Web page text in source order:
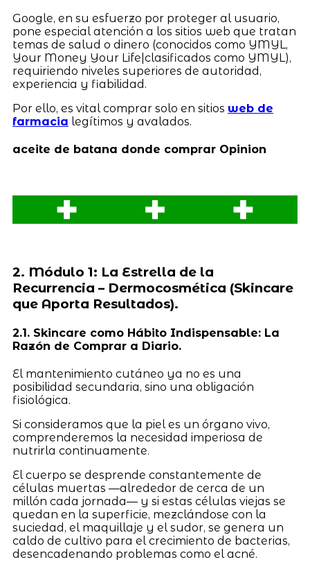
Google, en su esfuerzo por proteger al usuario,
pone especial atención a los sitios web que tratan
temas de salud o dinero (conocidos como YMYL,
Your Money Your Life|clasificados como YMYL),
requiriendo niveles superiores de autoridad,
experiencia y fiabilidad.
Por ello, es vital comprar solo en sitios web de
farmacia legítimos y avalados.
aceite de batana donde comprar Opinion
2. Módulo 1: La Estrella de la
Recurrencia – Dermocosmética (Skincare
que Aporta Resultados).
2.1. Skincare como Hábito Indispensable: La
Razón de Comprar a Diario.
El mantenimiento cutáneo ya no es una
posibilidad secundaria, sino una obligación
fisiológica.
Si consideramos que la piel es un órgano vivo,
comprenderemos la necesidad imperiosa de
nutrirla continuamente.
El cuerpo se desprende constantemente de
células muertas —alrededor de cerca de un
millón cada jornada— y si estas células viejas se
quedan en la superficie, mezclándose con la
suciedad, el maquillaje y el sudor, se genera un
caldo de cultivo para el crecimiento de bacterias,
desencadenando problemas como el acné.